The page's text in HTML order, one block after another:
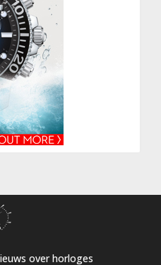
over horloges